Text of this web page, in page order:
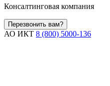
Консалтинговая компания
Перезвонить вам?
АО ИКТ 8 (800) 5000-136